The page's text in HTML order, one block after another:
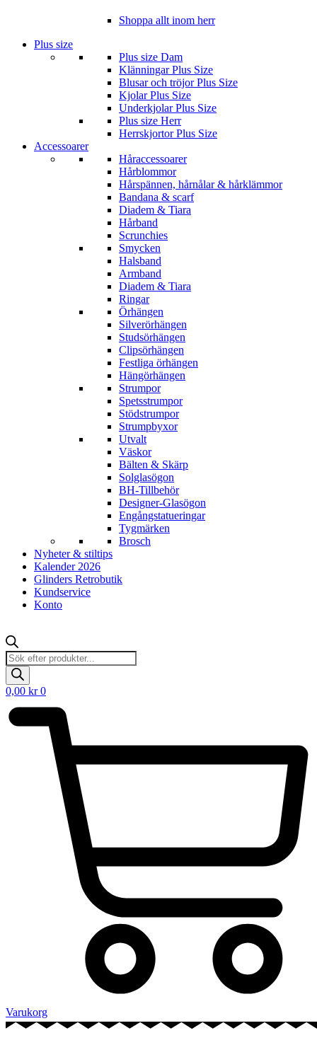
Shoppa allt inom herr
Plus size
Plus size Dam
Klänningar Plus Size
Blusar och tröjor Plus Size
Kjolar Plus Size
Underkjolar Plus Size
Plus size Herr
Herrskjortor Plus Size
Accessoarer
Håraccessoarer
Hårblommor
Hårspännen, hårnålar & hårklämmor
Bandana & scarf
Diadem & Tiara
Hårband
Scrunchies
Smycken
Halsband
Armband
Diadem & Tiara
Ringar
Örhängen
Silverörhängen
Studsörhängen
Clipsörhängen
Festliga örhängen
Hängörhängen
Strumpor
Spetsstrumpor
Stödstrumpor
Strumpbyxor
Utvalt
Väskor
Bälten & Skärp
Solglasögon
BH-Tillbehör
Designer-Glasögon
Engångstatueringar
Tygmärken
Brosch
Nyheter & stiltips
Kalender 2026
Glinders Retrobutik
Kundservice
Konto
Products
search
0,00 kr 0
Varukorg